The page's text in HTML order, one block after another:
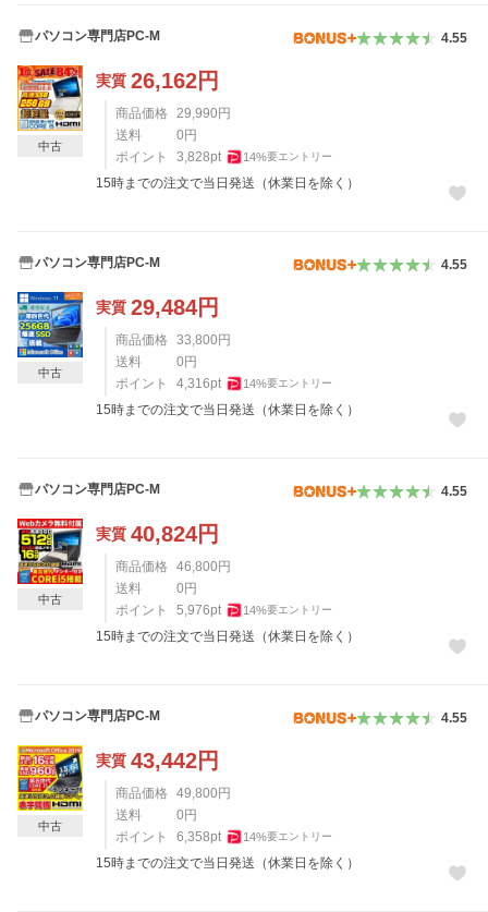
パソコン専門店PC-M 4.55
実質 26,162円
商品価格 29,990 円
送料
0 円
ポイント
3,828pt 14%要エントリー
15時までの注文で当日発送（休業日を除く）
中古
パソコン専門店PC-M 4.55
実質 29,484円
商品価格 33,800 円
送料
0 円
ポイント
4,316pt 14%要エントリー
15時までの注文で当日発送（休業日を除く）
中古
パソコン専門店PC-M 4.55
実質 40,824円
商品価格 46,800 円
送料
0 円
ポイント
5,976pt 14%要エントリー
15時までの注文で当日発送（休業日を除く）
中古
パソコン専門店PC-M 4.55
実質 43,442円
商品価格 49,800 円
送料
0 円
ポイント
6,358pt 14%要エントリー
15時までの注文で当日発送（休業日を除く）
中古